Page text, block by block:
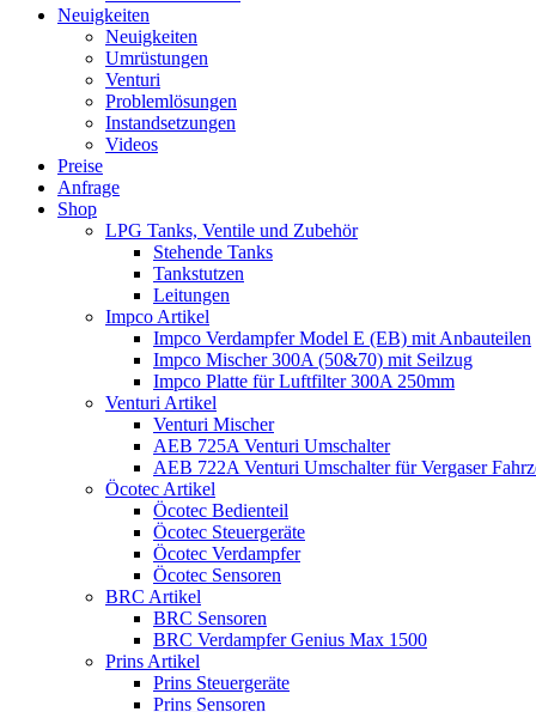
Neuigkeiten
Neuigkeiten
Umrüstungen
Venturi
Problemlösungen
Instandsetzungen
Videos
Preise
Anfrage
Shop
LPG Tanks, Ventile und Zubehör
Stehende Tanks
Tankstutzen
Leitungen
Impco Artikel
Impco Verdampfer Model E (EB) mit Anbauteilen
Impco Mischer 300A (50&70) mit Seilzug
Impco Platte für Luftfilter 300A 250mm
Venturi Artikel
Venturi Mischer
AEB 725A Venturi Umschalter
AEB 722A Venturi Umschalter für Vergaser
Öcotec Artikel
Öcotec Bedienteil
Öcotec Steuergeräte
Öcotec Verdampfer
Öcotec Sensoren
BRC Artikel
BRC Sensoren
BRC Verdampfer Genius Max 1500
Prins Artikel
Prins Steuergeräte
Prins Sensoren